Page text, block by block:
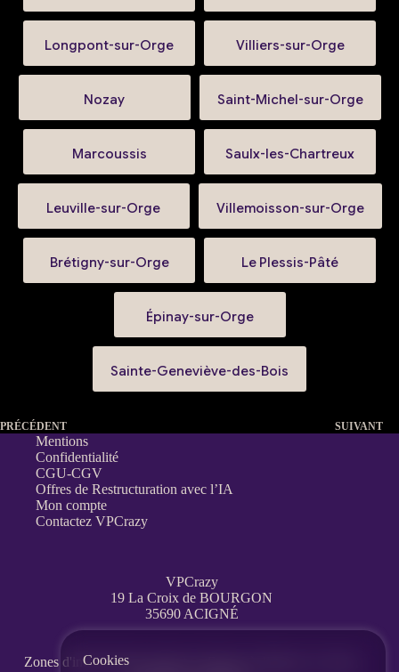
Longpont-sur-Orge Villiers-sur-Orge
Nozay Saint-Michel-sur-Orge
Marcoussis Saulx-les-Chartreux
Leuville-sur-Orge Villemoisson-sur-Orge
Brétigny-sur-Orge Le Plessis-Pâté
Épinay-sur-Orge
Sainte-Geneviève-des-Bois
PRÉCÉDENT SUIVANT
Mentions
Confidentialité
CGU-CGV
Offres de Restructuration avec l’IA
Mon compte
Contactez VPCrazy
VPCrazy
19 La Croix de BOURGON
35690 ACIGNÉ
Zones d'interventions partout en France
Cookies